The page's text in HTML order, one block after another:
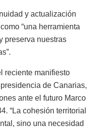
y actualización
“una herramienta
preserva nuestras
reciente manifiesto
de Canarias,
ante el futuro Marco
“La cohesión territorial
sino una necesidad